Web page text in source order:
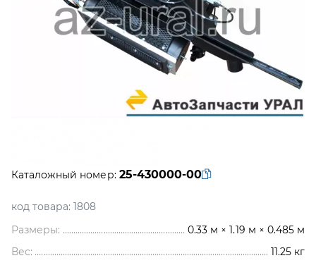
Каталожный номер: 25-430000-00
код товара: 1808
Размеры:
0.33 м × 1.19 м × 0.485 м
Вес:
11.25 кг